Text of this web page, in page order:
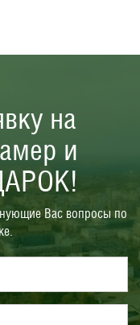
на
и
Вас вопросы по